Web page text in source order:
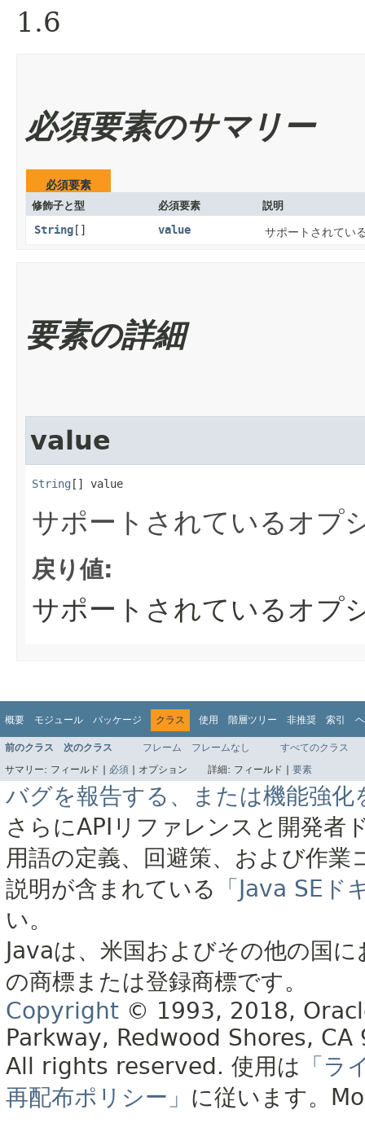
1.6
必須要素のサマリー
必須要素
修飾子と型 必須要素 説明
String [] value サポートされてい
要素の詳細
value
String [] value
サポートされているオプ
戻り値:
サポートされているオプ
概要 モジュール パッケージ クラス 使用 階層ツリー 非推奨 索引
前のクラス 次のクラス フレーム フレームなし
すべてのクラス
サマリー: フィールド | 必須 | オプション 詳細: フィールド | 要素
バグを報告する、または機能強化
さらにAPIリファレンスと開発者
用語の定義、回避策、および作
説明が含まれている
「Java SE
い。
Javaは、米国およびその他の国
の商標または登録商標です。
Copyright © 1993, 2018,
Parkway, Redwood Shores, CA
All rights reserved. 使用は 「ラ
再配布ポリシー」 に従います。